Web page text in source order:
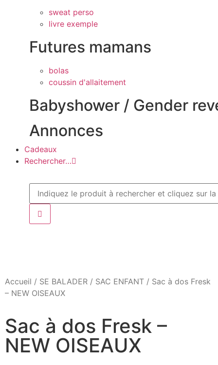
sweat perso
livre exemple
Futures mamans
bolas
coussin d'allaitement
Babyshower / Gender
Annonces
Cadeaux
Rechercher…
Accueil / SE BALADER / SAC ENFANT / Sac à dos Fresk
– NEW OISEAUX
Sac à dos Fresk –
NEW OISEAUX